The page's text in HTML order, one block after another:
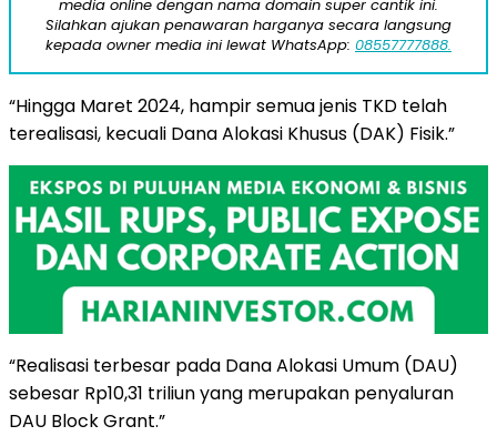
media online dengan nama domain super cantik ini.
Silahkan ajukan penawaran harganya secara langsung
kepada owner media ini lewat WhatsApp: 08557777888.
“Hingga Maret 2024, hampir semua jenis TKD telah
terealisasi, kecuali Dana Alokasi Khusus (DAK) Fisik.”
“Realisasi terbesar pada Dana Alokasi Umum (DAU)
sebesar Rp10,31 triliun yang merupakan penyaluran
DAU Block Grant.”